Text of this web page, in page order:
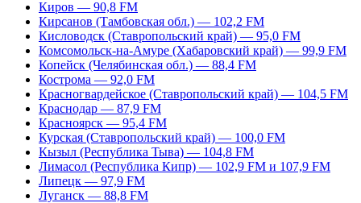
Киров — 90,8 FM
Кирсанов (Тамбовская обл.) — 102,2 FM
Кисловодск (Ставропольский край) — 95,0 FM
Комсомольск-на-Амуре (Хабаровский край) — 99,9 FM
Копейск (Челябинская обл.) — 88,4 FM
Кострома — 92,0 FM
Красногвардейское (Ставропольский край) — 104,5 FM
Краснодар — 87,9 FM
Красноярск — 95,4 FM
Курская (Ставропольский край) — 100,0 FM
Кызыл (Республика Тыва) — 104,8 FM
Лимасол (Республика Кипр) — 102,9 FM и 107,9 FM
Липецк — 97,9 FM
Луганск — 88,8 FM